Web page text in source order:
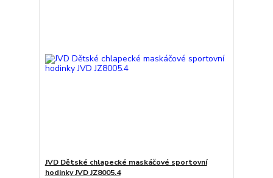
JVD Dětské chlapecké maskáčové sportovní
hodinky JVD JZ8005.4